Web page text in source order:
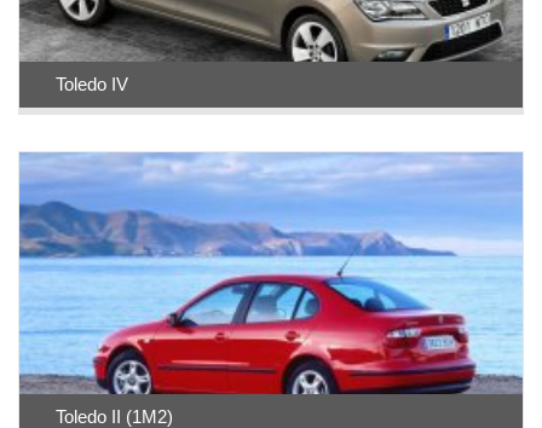
Toledo IV
Toledo II (1M2)